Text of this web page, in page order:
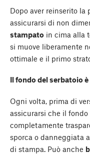
Dopo aver reinserito la
assicurarsi di non
stampato in cima alla
si muove liberamente
ottimale e il primo
Il fondo del serbatoio
Ogni volta, prima di
assicurarsi che il
completamente
sporca o danneggiata
di stampa. Può anche